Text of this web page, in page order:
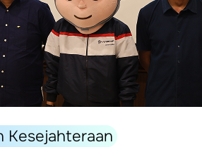
Kesejahteraan